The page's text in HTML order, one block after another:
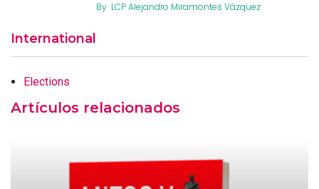
By LCP Alejandro Miramontes Vázquez
International
Elections
Artículos relacionados